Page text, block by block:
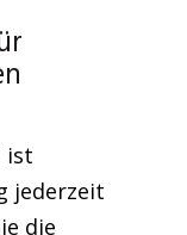
ist
jederzeit
die